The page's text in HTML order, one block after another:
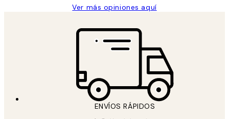
Ver más opiniones aquí
ENVÍOS RÁPIDOS